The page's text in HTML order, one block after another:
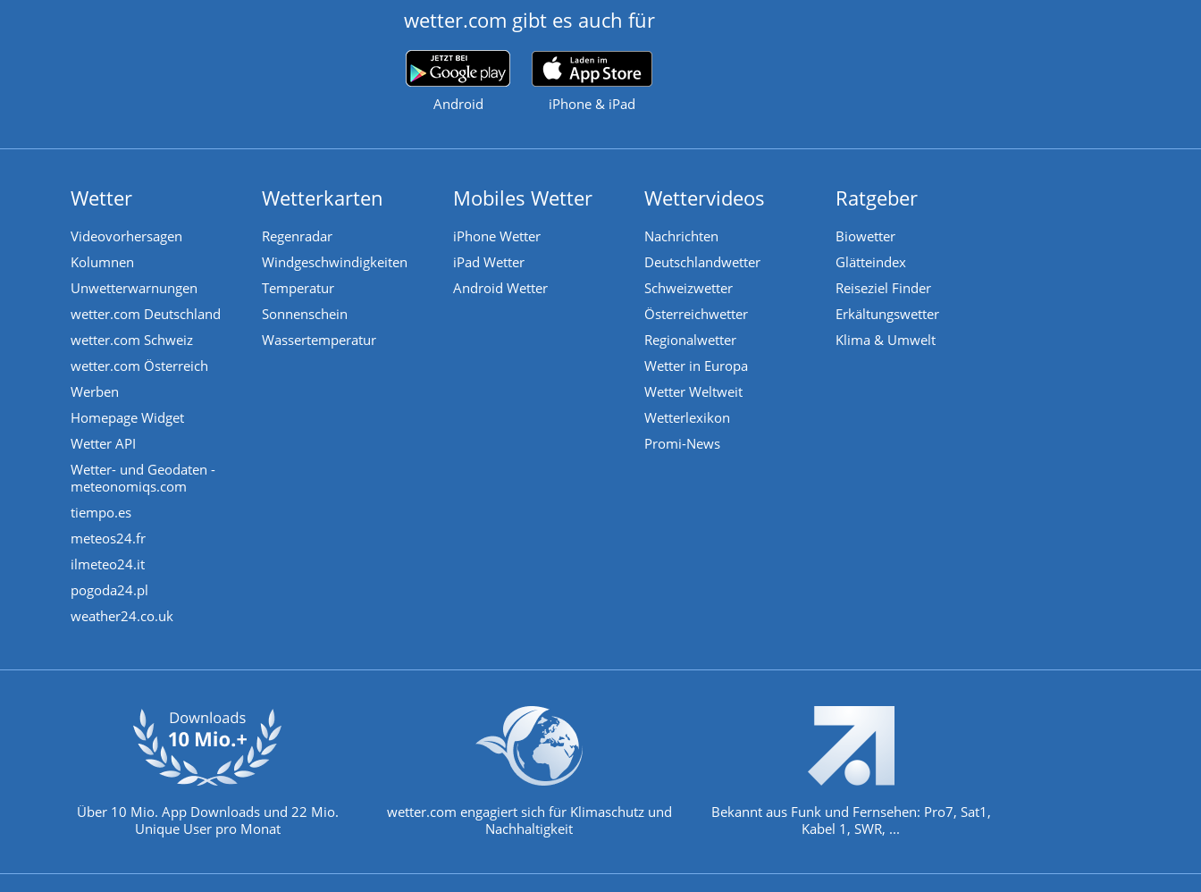
wetter.com gibt es auch für
Android iPhone & iPad
Wetter
Videovorhersagen
Kolumnen
Unwetterwarnungen
wetter.com Deutschland
wetter.com Schweiz
wetter.com Österreich
Werben
Homepage Widget
Wetter API
Wetter- und Geodaten -
meteonomiqs.com
tiempo.es
meteos24.fr
ilmeteo24.it
pogoda24.pl
weather24.co.uk
Wetterkarten
Regenradar
Windgeschwindigkeiten
Temperatur
Sonnenschein
Wassertemperatur
Mobiles Wetter
iPhone Wetter
iPad Wetter
Android Wetter
Wettervideos
Nachrichten
Deutschlandwetter
Schweizwetter
Österreichwetter
Regionalwetter
Wetter in Europa
Wetter Weltweit
Wetterlexikon
Promi-News
Ratgeber
Biowetter
Glätteindex
Reiseziel Finder
Erkältungswetter
Klima & Umwelt
Über 10 Mio. App Downloads und 22 Mio.
Unique User pro Monat
wetter.com engagiert sich für Klimaschutz und
Nachhaltigkeit
Bekannt aus Funk und Fernsehen: Pro7, Sat1,
Kabel 1, SWR, ...